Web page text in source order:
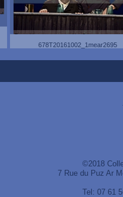
678T20161002_1mear2695
©2018
7 Rue du Puz Ar
Tel: 07 61